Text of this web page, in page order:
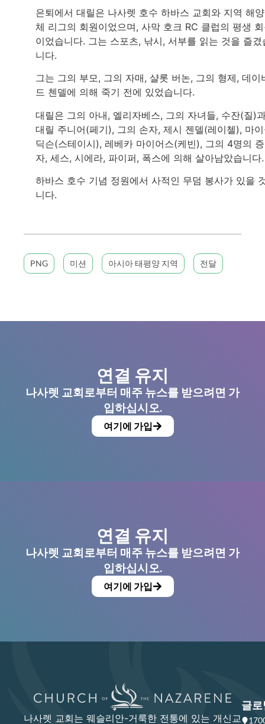
은퇴에서 대릴은 나사렛 호수 하바스 교회와 지역 해
체 리그의 회원이었으며, 사막 호크 RC 클럽의 평생
이었습니다. 그는 스포츠, 낚시, 서부를 읽는 것을 즐겼
니다.
그는 그의 부모, 그의 자매, 샬롯 버논, 그의 형제, 데이
드 첸델에 의해 죽기 전에 있었습니다.
대릴은 그의 아내, 엘리자베스, 그의 자녀들, 수잔(질)
대릴 주니어(페기), 그의 손자, 제시 젠델(레이첼), 마
딕슨(스테이시), 레베카 마이어스(케빈), 그의 4명의
자, 세스, 시에라, 파이퍼, 폭스에 의해 살아남았습니
하바스 호수 기념 정원에서 사적인 무덤 봉사가 있을
니다.
PNG 미션 아시아 태평양 지역 전달
연결 유지
나사렛 교회로부터 매주 뉴스를 받으려면 가
입하십시오.
여기에 가입
연결 유지
나사렛 교회로부터 매주 뉴스를 받으려면 가
입하십시오.
여기에 가입
나사렛 교회는 웨슬리안-거룩한 전통에 있는 개신교
글로